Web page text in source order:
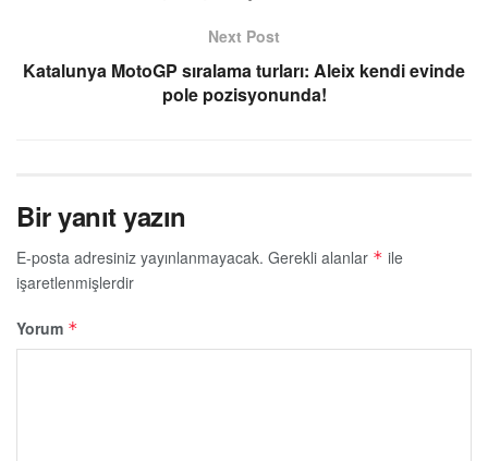
Next Post
Katalunya MotoGP sıralama turları: Aleix kendi evinde
pole pozisyonunda!
Bir yanıt yazın
E-posta adresiniz yayınlanmayacak. Gerekli alanlar * ile
işaretlenmişlerdir
Yorum *